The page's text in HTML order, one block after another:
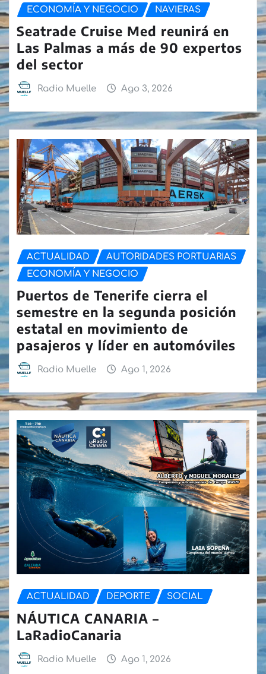
ECONOMÍA Y NEGOCIO
NAVIERAS
Seatrade Cruise Med reunirá en
Las Palmas a más de 90 expertos
del sector
Radio Muelle Ago 3, 2026
ACTUALIDAD
AUTORIDADES PORTUARIAS
ECONOMÍA Y NEGOCIO
Puertos de Tenerife cierra el
semestre en la segunda posición
estatal en movimiento de
pasajeros y líder en automóviles
Radio Muelle Ago 1, 2026
ACTUALIDAD DEPORTE SOCIAL
NÁUTICA CANARIA –
LaRadioCanaria
Radio Muelle Ago 1, 2026